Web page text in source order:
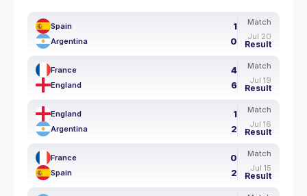
Spain 1
Argentina 0
Match
Jul 20
Result
France 4
England 6
Match
Jul 19
Result
England 1
Argentina 2
Match
Jul 16
Result
France 0
Spain 2
Match
Jul 15
Result